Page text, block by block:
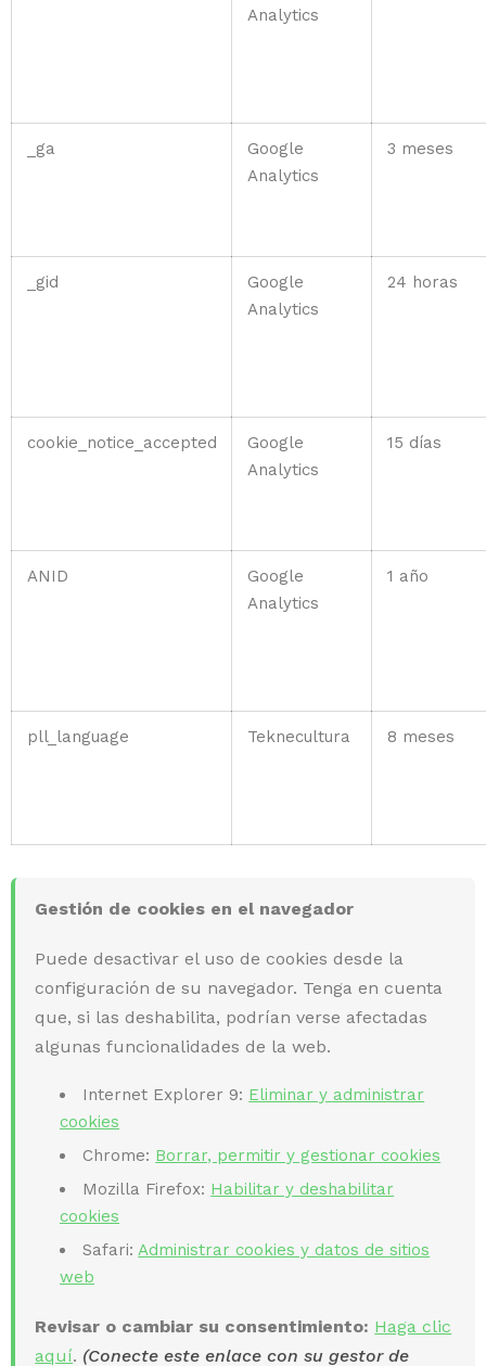
Analytics
_ga
Google
Analytics
3 meses
_gid
Google
Analytics
24 horas
cookie_notice_accepted
Google
Analytics
15 días
ANID
Google
Analytics
1 año
pll_language Teknecultura 8 meses
Gestión de cookies en el navegador
Puede desactivar el uso de cookies desde la
configuración de su navegador. Tenga en cuenta
que, si las deshabilita, podrían verse afectadas
algunas funcionalidades de la web.
Internet Explorer 9: Eliminar y administrar
cookies
Chrome: Borrar, permitir y gestionar cookies
Mozilla Firefox: Habilitar y deshabilitar
cookies
Safari:Administrar cookies y datos de sitios
web
Revisar o cambiar su consentimiento: Haga clic
aquí. (Conecte este enlace con su gestor de